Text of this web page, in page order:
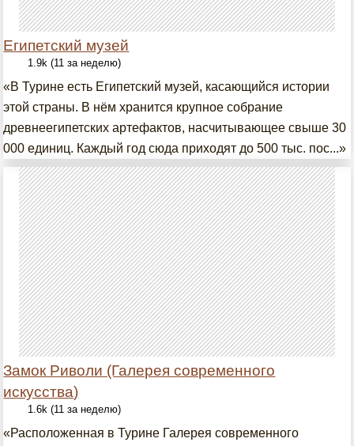
Египетский музей
1.9k (11 за неделю)
«В Турине есть Египетский музей, касающийся истории
этой страны. В нём хранится крупное собрание
древнеегипетских артефактов, насчитывающее свыше 30
000 единиц. Каждый год сюда приходят до 500 тыс. пос...»
Замок Риволи (Галерея современного
искусства)
1.6k (11 за неделю)
«Расположенная в Турине Галерея современного